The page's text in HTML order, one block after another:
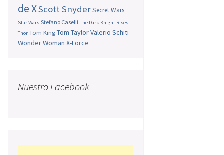
de XScott SnyderSecret Wars
Star Wars Stefano Caselli The Dark Knight Rises
Thor Tom King Tom TaylorValerio Schiti
Wonder Woman X-Force
Nuestro Facebook